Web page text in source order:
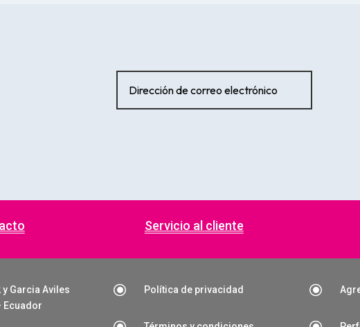
Servicio al cliente
y Garcia Aviles
Ecuador
\ Política de privacidad \